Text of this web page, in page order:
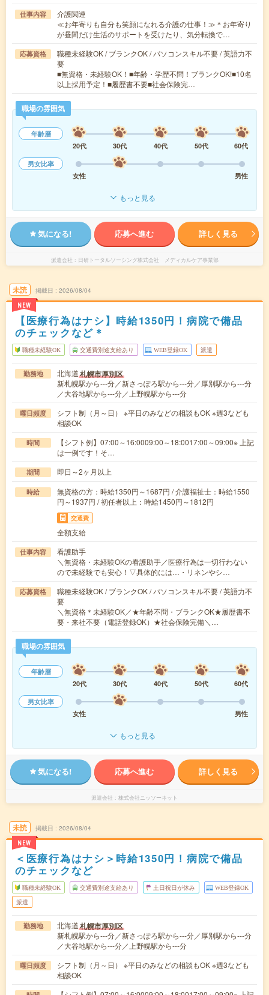
仕事内容
介護関連
≪お年寄りも自分も笑顔になれる介護の仕事！≫＊お年寄り
が昼間だけ生活のサポートを受けたり、気分転換で…
応募資格
職種未経験OK / ブランクOK / パソコンスキル不要 / 英語力不
要
■無資格・未経験OK！■年齢・学歴不問！ブランクOK!■10名
以上採用予定！■履歴書不要■社会保険完…
職場の雰囲気
年齢層
20代
30代 40代 50代
60代
男女比率
女性
男性
もっと見る
気になる! 応募へ進む 詳しく見る
派遣会社 日研トータルソーシング株式会社 メディカルケア事業部
未読
NEW
掲載日 2026/08/04
【医療行為はナシ】時給1350円！病院で備品
のチェックなど＊
職種未経験OK 交通費別途支給あり WEB登録OK 派遣
勤務地 北海道札幌市厚別区
新札幌駅から---分／新さっぽろ駅から---分／厚別駅から---分
／大谷地駅から---分／上野幌駅から---分
曜日頻度
シフト制（月～日） ※平日のみなどの相談もOK ※週3なども
相談OK
時間
【シフト例】07:00～16:0009:00～18:0017:00～09:00※ 上記
は一例です！そ…
期間 即日～2ヶ月以上
時給
無資格の方：時給1350円～1687円 / 介護福祉士：時給1550
円～1937円 / 初任者以上：時給1450円～1812円
交通費
全額支給
仕事内容
看護助手
＼無資格・未経験OKの看護助手／医療行為は一切行わない
ので未経験でも安心！▽具体的には…・リネンやシ…
応募資格
職種未経験OK / ブランクOK / パソコンスキル不要 / 英語力不
要
＼無資格＊未経験OK／★年齢不問・ブランクOK★履歴書不
要・来社不要（電話登録OK）★社会保険完備＼…
職場の雰囲気
年齢層
20代
30代 40代 50代
60代
男女比率
女性
男性
もっと見る
気になる! 応募へ進む 詳しく見る
派遣会社 株式会社ニッソーネット
未読
NEW
掲載日 2026/08/04
＜医療行為はナシ＞時給1350円！病院で備品
のチェックなど
職種未経験OK 交通費別途支給あり 土日祝日が休み WEB登録OK
派遣
勤務地 北海道札幌市厚別区
新札幌駅から---分／新さっぽろ駅から---分／厚別駅から---分
／大谷地駅から---分／上野幌駅から---分
曜日頻度
シフト制（月～日） ※平日のみなどの相談もOK ※週3なども
相談OK